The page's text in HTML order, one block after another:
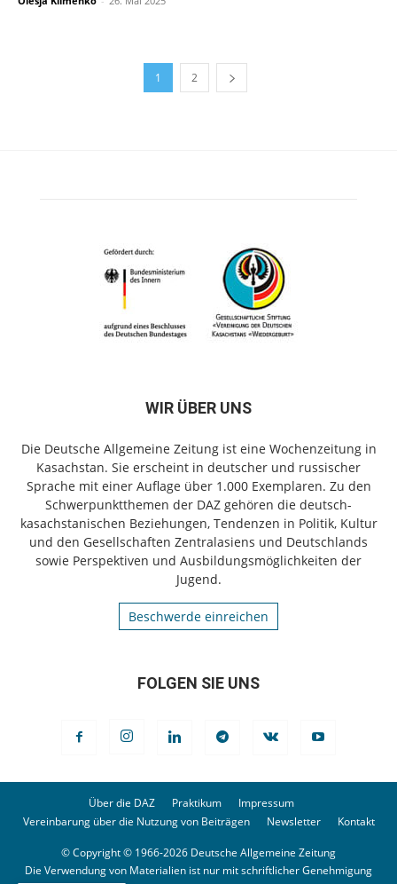
1 2
WIR ÜBER UNS
Die Deutsche Allgemeine Zeitung ist eine Wochenzeitung in
Kasachstan. Sie erscheint in deutscher und russischer
Sprache mit einer Auflage über 1.000 Exemplaren. Zu den
Schwerpunktthemen der DAZ gehören die deutsch-
kasachstanischen Beziehungen, Tendenzen in Politik, Kultur
und den Gesellschaften Zentralasiens und Deutschlands
sowie Perspektiven und Ausbildungsmöglichkeiten der
Jugend.
Beschwerde einreichen
FOLGEN SIE UNS
Über die DAZ Praktikum
Impressum
Vereinbarung über die Nutzung von Beiträgen
Newsletter Kontakt
© Copyright © 1966-2026 Deutsche Allgemeine Zeitung
Die Verwendung von Materialien ist nur mit schriftlicher Genehmigung